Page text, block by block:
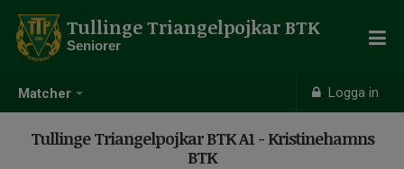
Matcher Logga in
Tullinge Triangelpojkar BTK
Seniorer
Tullinge Triangelpojkar BTK A1 - Kristinehamns
BTK